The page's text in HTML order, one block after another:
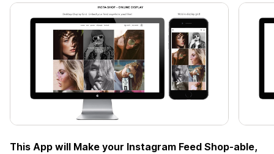
This App will Make your Instagram Feed Shop-able,